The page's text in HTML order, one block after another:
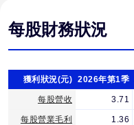
每股財務狀況
獲利狀況(元) 2026年第1季
每股營收 3.71
每股營業毛利 1.36